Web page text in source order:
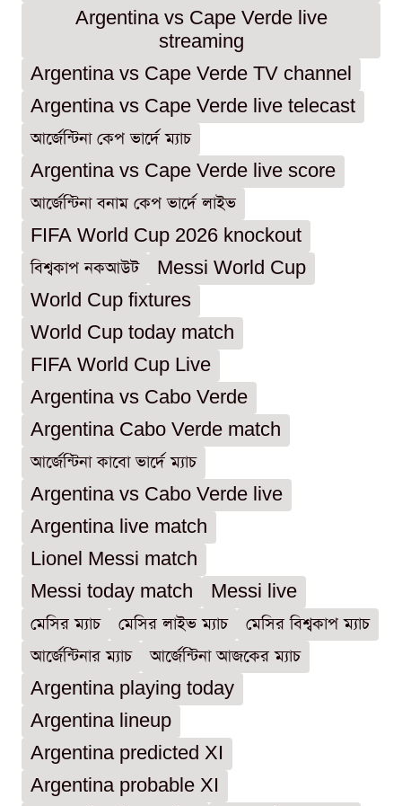
Argentina vs Cape Verde live
streaming
Argentina vs Cape Verde TV channel
Argentina vs Cape Verde live telecast
আর্জেন্টিনা কেপ ভার্দে ম্যাচ
Argentina vs Cape Verde live score
আর্জেন্টিনা বনাম কেপ ভার্দে লাইভ
FIFA World Cup 2026 knockout
বিশ্বকাপ নকআউট
Messi World Cup
World Cup fixtures
World Cup today match
FIFA World Cup Live
Argentina vs Cabo Verde
Argentina Cabo Verde match
আর্জেন্টিনা কাবো ভার্দে ম্যাচ
Argentina vs Cabo Verde live
Argentina live match
Lionel Messi match
Messi today match
Messi live
মেসির ম্যাচ
মেসির লাইভ ম্যাচ
মেসির বিশ্বকাপ ম্যাচ
আর্জেন্টিনার ম্যাচ
আর্জেন্টিনা আজকের ম্যাচ
Argentina playing today
Argentina lineup
Argentina predicted XI
Argentina probable XI